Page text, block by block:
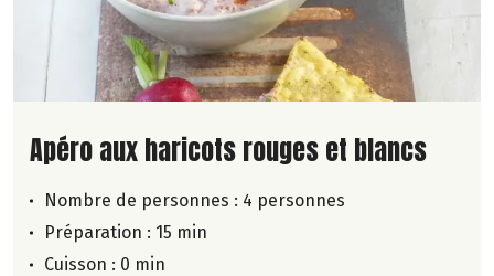
Lire la suite de la recette
Apéro aux haricots rouges et blancs
Nombre de personnes : 4 personnes
Préparation : 15 min
Cuisson : 0 min